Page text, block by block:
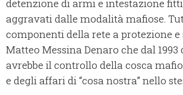
detenzione di armi e intestazione
aggravati dalle modalità mafiose.
componenti della rete a protezione e
Matteo Messina Denaro che dal
avrebbe il controllo della cosca
e degli affari di “cosa nostra” nello